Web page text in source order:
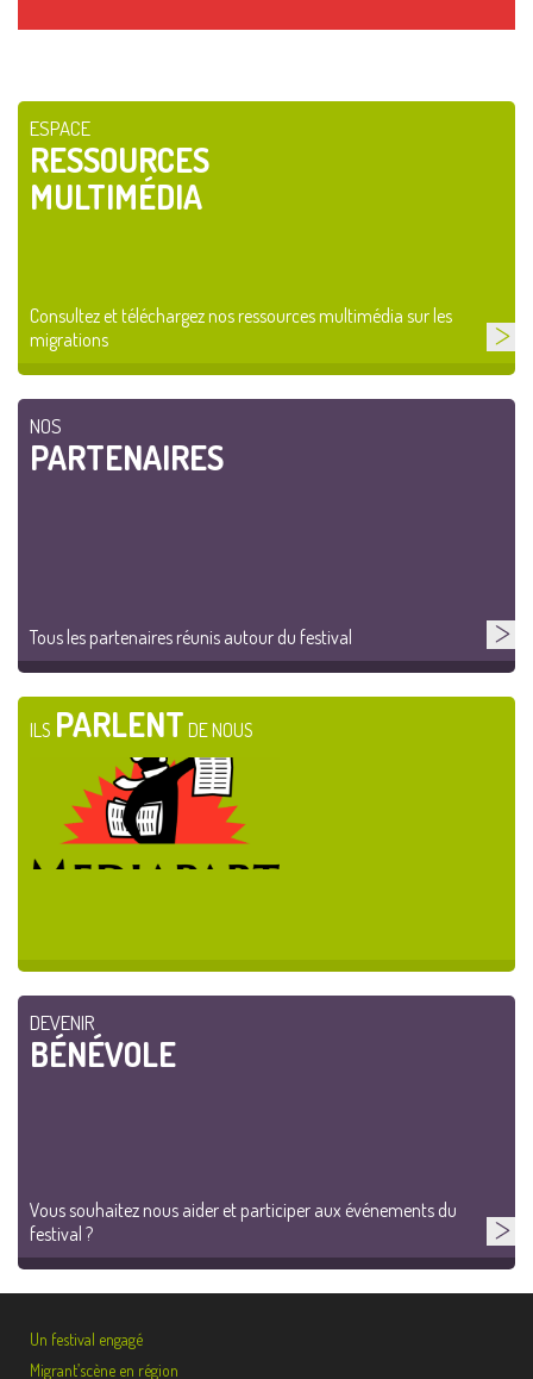
ESPACE
RESSOURCES
MULTIMÉDIA
Consultez et téléchargez nos ressources multimédia sur les
migrations
NOS
PARTENAIRES
Tous les partenaires réunis autour du festival
ILS PARLENT DE NOUS
DEVENIR
BÉNÉVOLE
Vous souhaitez nous aider et participer aux événements du
festival ?
Un festival engagé
Migrant’scène en région